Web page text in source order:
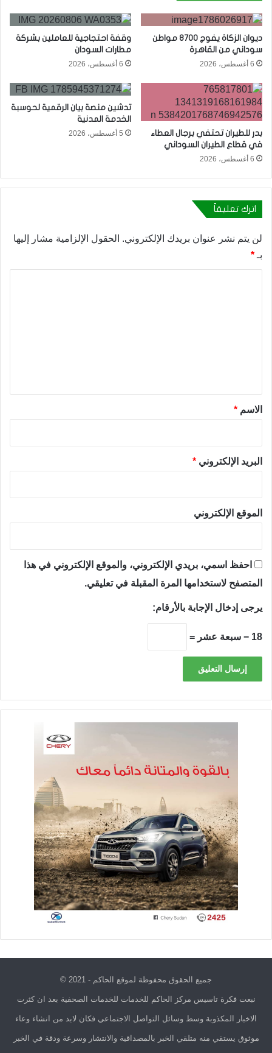
ديوان الزكاة يفوج 8700 مواطن
سوداني من القاهرة
6 أغسطس، 2026
وقفة احتجاجية للعاملين بشركة
مطارات السودان
6 أغسطس، 2026
بدر للطيران تحتفي برجال العطاء
في قطاع الطيران السوداني
6 أغسطس، 2026
تدشين منصة بيان الرقمية لحوسبة
الخدمة المدنية
5 أغسطس، 2026
اترك تعليقاً
لن يتم نشر عنوان بريدك الإلكتروني. الحقول الإلزامية مشار إليها
بـ *
*الاسم *
البريد الإلكتروني *
الموقع الإلكتروني
احفظ اسمي، بريدي الإلكتروني، والموقع الإلكتروني في هذا
المتصفح لاستخدامها المرة المقبلة في تعليقي.
يرجى إدخال الإجابة بالأرقام:
18 − سبعة عشر =
جميع الحقوق محفوظة لموقع الحاكم - 2021 ©
نبعت فكرة تاسيس مركز الحاكم للخدمات للخدمات الصحفية بعد ان كثرت
الاخبار المكذوبة وسط وسائل التواصل الاجتماعي فكان لابد من انشاء وعاء
موثوق يستقي منه متلقي الخبر بالمصداقية والانتشار وسرعة ودقة في الخبر